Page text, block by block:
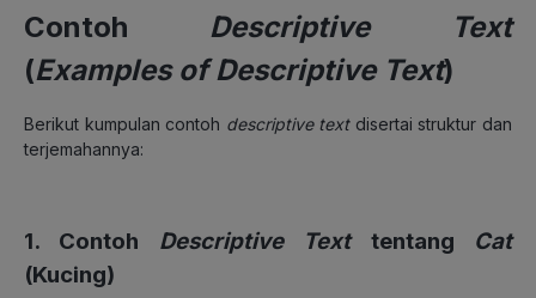
Contoh Descriptive Text
(Examples of Descriptive Text)
Berikut kumpulan contoh descriptive textdisertai struktur dan
terjemahannya:
1. Contoh Descriptive Texttentang Cat
(Kucing)